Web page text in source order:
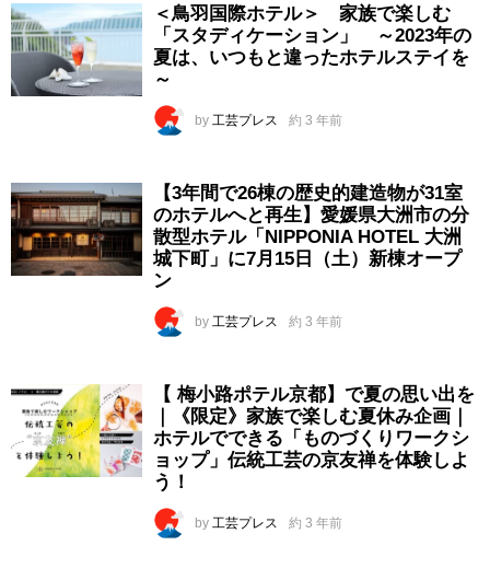
＜鳥羽国際ホテル＞ 家族で楽しむ
「スタディケーション」 ～2023年の
夏は、いつもと違ったホテルステイを
～
by 工芸プレス 約 3 年前
【3年間で26棟の歴史的建造物が31室
のホテルへと再生】愛媛県大洲市の分
散型ホテル「NIPPONIA HOTEL 大洲
城下町」に7月15日（土）新棟オープ
ン
by 工芸プレス 約 3 年前
【 梅小路ポテル京都】で夏の思い出を
｜《限定》家族で楽しむ夏休み企画｜
ホテルでできる「ものづくりワークシ
ョップ」伝統工芸の京友禅を体験しよ
う！
by 工芸プレス 約 3 年前